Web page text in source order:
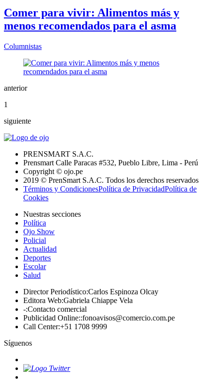
Comer para vivir: Alimentos más y
menos recomendados para el asma
Columnistas
anterior
1
siguiente
PRENSMART S.A.C.
Prensmart Calle Paracas #532, Pueblo Libre, Lima - Perú
Copyright © ojo.pe
2019 © PrenSmart S.A.C. Todos los derechos reservados
Términos y CondicionesPolítica de PrivacidadPolítica de
Cookies
Nuestras secciones
Política
Ojo Show
Policial
Actualidad
Deportes
Escolar
Salud
Director Periodístico:Carlos Espinoza Olcay
Editora Web:Gabriela Chiappe Vela
-:Contacto comercial
Publicidad Online::fonoavisos@comercio.com.pe
Call Center:+51 1708 9999
Síguenos